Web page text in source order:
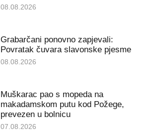
08.08.2026
Grabarčani ponovno zapjevali:
Povratak čuvara slavonske pjesme
08.08.2026
Muškarac pao s mopeda na
makadamskom putu kod Požege,
prevezen u bolnicu
07.08.2026